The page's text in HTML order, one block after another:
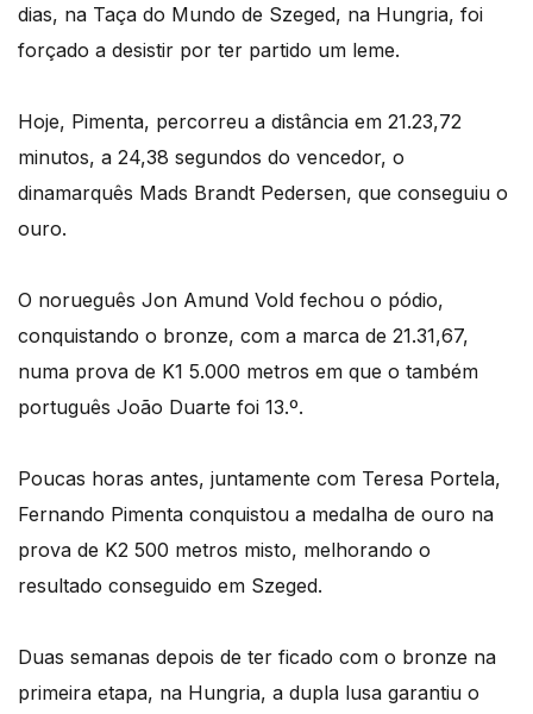
dias, na Taça do Mundo de Szeged, na Hungria, foi
forçado a desistir por ter partido um leme.
Hoje, Pimenta, percorreu a distância em 21.23,72
minutos, a 24,38 segundos do vencedor, o
dinamarquês Mads Brandt Pedersen, que conseguiu o
ouro.
O norueguês Jon Amund Vold fechou o pódio,
conquistando o bronze, com a marca de 21.31,67,
numa prova de K1 5.000 metros em que o também
português João Duarte foi 13.º.
Poucas horas antes, juntamente com Teresa Portela,
Fernando Pimenta conquistou a medalha de ouro na
prova de K2 500 metros misto, melhorando o
resultado conseguido em Szeged.
Duas semanas depois de ter ficado com o bronze na
primeira etapa, na Hungria, a dupla lusa garantiu o